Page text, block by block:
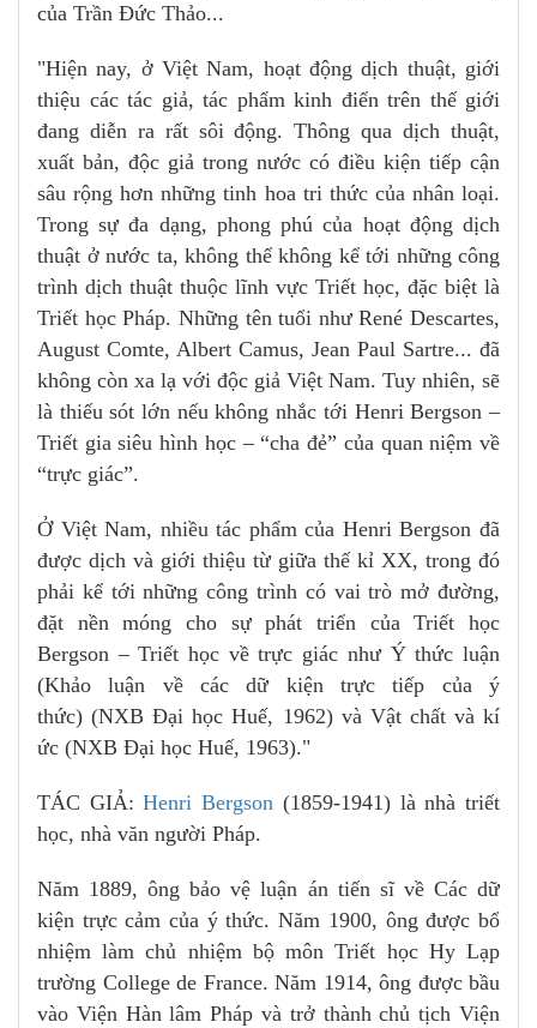
của Trần Đức Thảo...
"Hiện nay, ở Việt Nam, hoạt động dịch thuật, giới
thiệu các tác giả, tác phẩm kinh điển trên thế giới
đang diễn ra rất sôi động. Thông qua dịch thuật,
xuất bản, độc giả trong nước có điều kiện tiếp cận
sâu rộng hơn những tinh hoa tri thức của nhân loại.
Trong sự đa dạng, phong phú của hoạt động dịch
thuật ở nước ta, không thể không kể tới những công
trình dịch thuật thuộc lĩnh vực Triết học, đặc biệt là
Triết học Pháp. Những tên tuổi như René Descartes,
August Comte, Albert Camus, Jean Paul Sartre... đã
không còn xa lạ với độc giả Việt Nam. Tuy nhiên, sẽ
là thiếu sót lớn nếu không nhắc tới Henri Bergson –
Triết gia siêu hình học – “cha đẻ” của quan niệm về
“trực giác”.
Ở Việt Nam, nhiều tác phẩm của Henri Bergson đã
được dịch và giới thiệu từ giữa thế kỉ XX, trong đó
phải kể tới những công trình có vai trò mở đường,
đặt nền móng cho sự phát triển của Triết học
Bergson – Triết học về trực giác như Ý thức luận
(Khảo luận về các dữ kiện trực tiếp của ý
thức) (NXB Đại học Huế, 1962) và Vật chất và kí
ức (NXB Đại học Huế, 1963)."
TÁC GIẢ:Henri Bergson (1859-1941) là nhà triết
học, nhà văn người Pháp.
Năm 1889, ông bảo vệ luận án tiến sĩ về Các dữ
kiện trực cảm của ý thức. Năm 1900, ông được bổ
nhiệm làm chủ nhiệm bộ môn Triết học Hy Lạp
trường College de France. Năm 1914, ông được bầu
vào Viện Hàn lâm Pháp và trở thành chủ tịch Viện